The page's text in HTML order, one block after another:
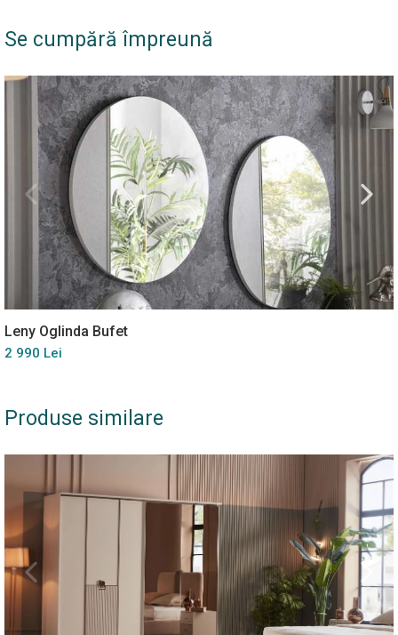
Se cumpără împreună
Leny Oglinda Bufet
2 990 Lei
Produse similare